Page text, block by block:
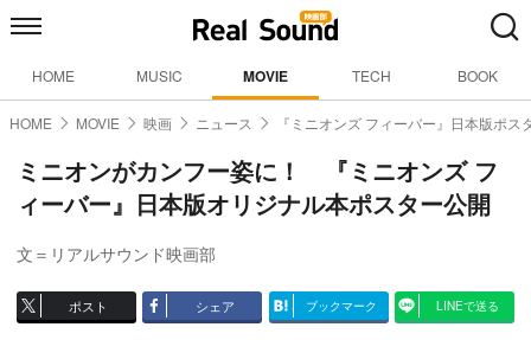
HOME MUSIC MOVIE TECH BOOK
HOME MOVIE 映画 ニュース 『ミニオンズ フィーバー』日本版ポス
ミニオンがカンフー姿に！ 『ミニオンズ フ
ィーバー』日本版オリジナル本ポスター公開
文＝リアルサウンド映画部
ポスト シェア ブックマーク LINEで送る